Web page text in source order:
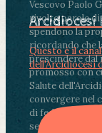
Vescovo Paolo
rivolto parole
spendono la
ricordando che
prescindere dal
promosso con
Salute
convergere nel
di fedeli,
segnate dalla
Arcidiocesi
Questo è il
dell'Arcidiocesi